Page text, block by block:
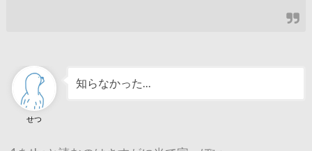
せつ
知らなかった…